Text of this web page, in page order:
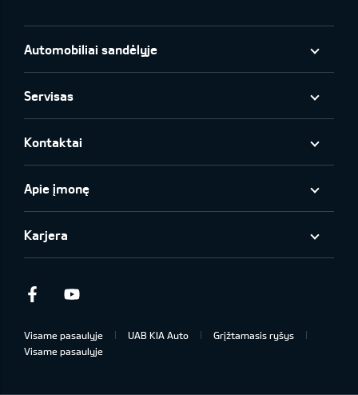
Automobiliai sandėlyje
Servisas
Kontaktai
Apie įmonę
Karjera
Facebook
Visame pasaulyje UAB KIA Auto
Grįžtamasis ryšys
Visame pasaulyje